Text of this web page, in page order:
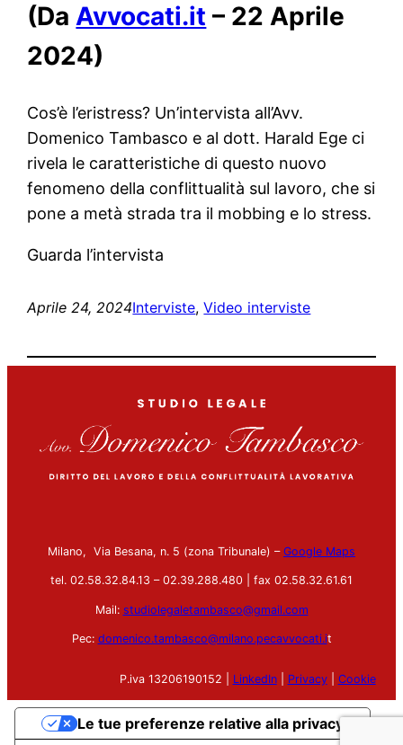
(DaAvvocati.it – 22 Aprile
2024)
Cos’è l’eristress? Un’intervista all’Avv.
Domenico Tambasco e al dott. Harald Ege ci
rivela le caratteristiche di questo nuovo
fenomeno della conflittualità sul lavoro, che si
pone a metà strada tra il mobbing e lo stress.
Guarda l’intervista
Aprile 24, 2024Interviste, Video interviste
Milano, Via Besana, n. 5 (zona Tribunale) – Google Maps
tel. 02.58.32.84.13 – 02.39.288.480 | fax 02.58.32.61.61
Mail: studiolegaletambasco@gmail.com
Pec: domenico.tambasco@milano.pecavvocati.it
P.iva 13206190152 | LinkedIn| Privacy| Cookie
Le tue preferenze relative alla privacy